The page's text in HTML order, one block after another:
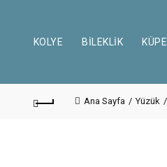
KOLYE BILEKLIK KÜPE
Ana Sayfa Yüzük